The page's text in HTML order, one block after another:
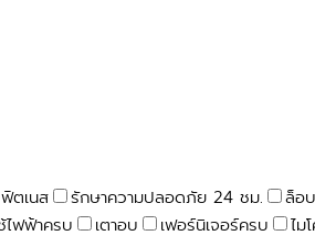
ฟิตเนส รักษาความปลอดภัย 24 ชม. ล็อ
ไฟฟ้าครบ เตาอบ เฟอร์นิเจอร์ครบ ไม